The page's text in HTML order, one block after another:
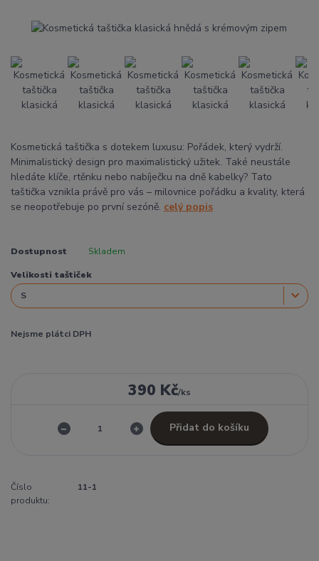
Kosmetická taštička s dotekem luxusu: Pořádek, který vydrží.
Minimalistický design pro maximalistický užitek. Také neustále
hledáte klíče, rtěnku nebo nabíječku na dně kabelky? Tato
taštička vznikla právě pro vás – milovnice pořádku a kvality, která
se neopotřebuje po první sezóně. celý popis
Dostupnost Skladem
Velikosti taštiček
Nejsme plátci DPH
390 Kč/ks
Přidat do košíku
Číslo
produktu:
11-1